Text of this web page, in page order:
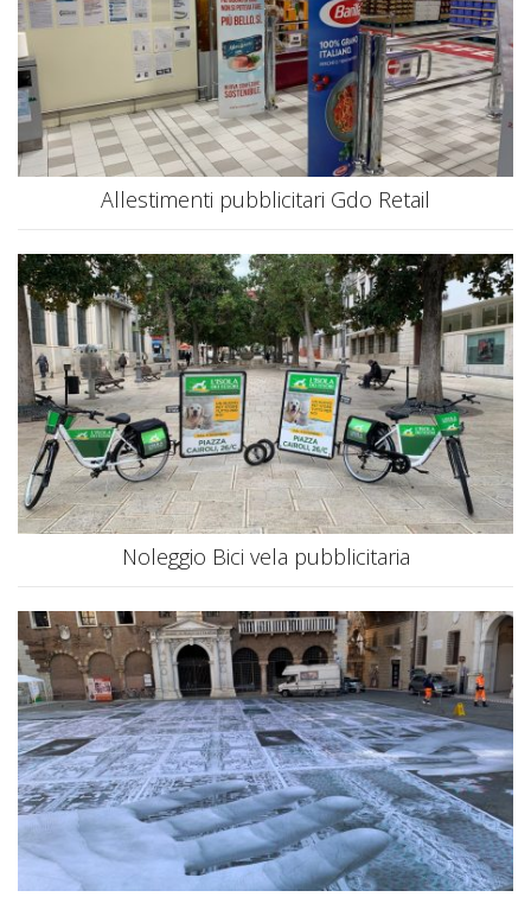
Allestimenti pubblicitari Gdo Retail
Noleggio Bici vela pubblicitaria